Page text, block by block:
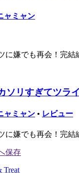
ャミャン
に嫌でも再会！完結
ソリすぎてツライ
ャミャン • レビュー
に嫌でも再会！完結